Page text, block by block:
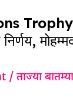
/ताज्या